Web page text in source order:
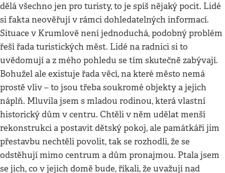
dělá všechno jen pro turisty, to je spíš nějaký pocit. Lidé
si fakta neověřují v rámci dohledatelných informací.
Situace v Krumlově není jednoduchá, podobný problém
řeší řada turistických měst. Lidé na radnici si to
uvědomují a z mého pohledu se tím skutečně zabývají.
Bohužel ale existuje řada věcí, na které město nemá
prostě vliv – to jsou třeba soukromé objekty a jejich
náplň. Mluvila jsem s mladou rodinou, která vlastní
historický dům v centru. Chtěli v něm udělat menší
rekonstrukci a postavit dětský pokoj, ale památkáři jim
přestavbu nechtěli povolit, tak se rozhodli, že se
odstěhují mimo centrum a dům pronajmou. Ptala jsem
se jich, co v jejich domě bude, říkali, že uvažují nad